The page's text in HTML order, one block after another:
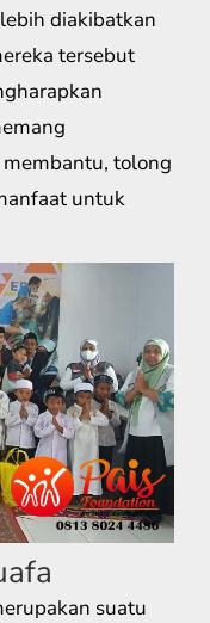
diakibatkan
tersebut
tolong
untuk
suatu